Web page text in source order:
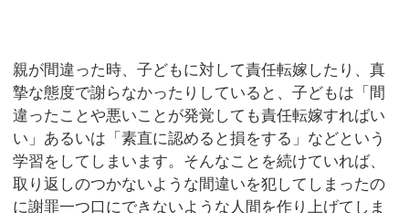
親が間違った時、子どもに対して責任転嫁したり、真
摯な態度で謝らなかったりしていると、子どもは「間
違ったことや悪いことが発覚しても責任転嫁すればい
い」あるいは「素直に認めると損をする」などという
学習をしてしまいます。そんなことを続けていれば、
取り返しのつかないような間違いを犯してしまったの
に謝罪一つ口にできないような人間を作り上げてしま